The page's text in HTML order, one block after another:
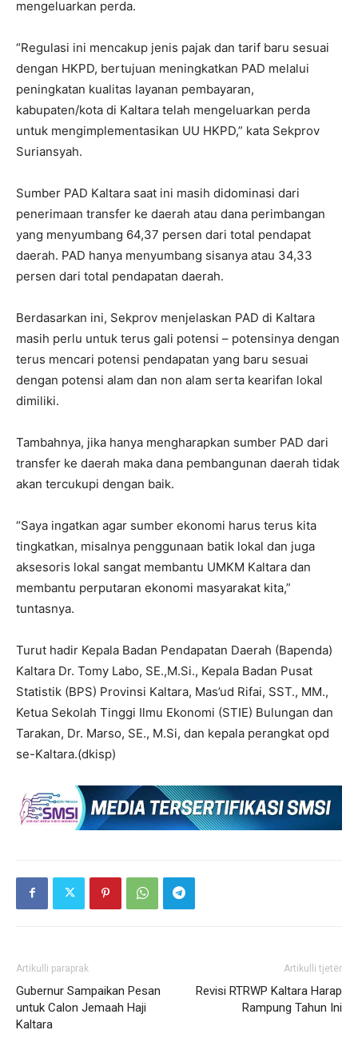
mengeluarkan perda.
“Regulasi ini mencakup jenis pajak dan tarif baru sesuai
dengan HKPD, bertujuan meningkatkan PAD melalui
peningkatan kualitas layanan pembayaran,
kabupaten/kota di Kaltara telah mengeluarkan perda
untuk mengimplementasikan UU HKPD,” kata Sekprov
Suriansyah.
Sumber PAD Kaltara saat ini masih didominasi dari
penerimaan transfer ke daerah atau dana perimbangan
yang menyumbang 64,37 persen dari total pendapat
daerah. PAD hanya menyumbang sisanya atau 34,33
persen dari total pendapatan daerah.
Berdasarkan ini, Sekprov menjelaskan PAD di Kaltara
masih perlu untuk terus gali potensi – potensinya dengan
terus mencari potensi pendapatan yang baru sesuai
dengan potensi alam dan non alam serta kearifan lokal
dimiliki.
Tambahnya, jika hanya mengharapkan sumber PAD dari
transfer ke daerah maka dana pembangunan daerah tidak
akan tercukupi dengan baik.
“Saya ingatkan agar sumber ekonomi harus terus kita
tingkatkan, misalnya penggunaan batik lokal dan juga
aksesoris lokal sangat membantu UMKM Kaltara dan
membantu perputaran ekonomi masyarakat kita,”
tuntasnya.
Turut hadir Kepala Badan Pendapatan Daerah (Bapenda)
Kaltara Dr. Tomy Labo, SE.,M.Si., Kepala Badan Pusat
Statistik (BPS) Provinsi Kaltara, Mas’ud Rifai, SST., MM.,
Ketua Sekolah Tinggi Ilmu Ekonomi (STIE) Bulungan dan
Tarakan, Dr. Marso, SE., M.Si, dan kepala perangkat opd
se-Kaltara.(dkisp)
Artikulli paraprak
Gubernur Sampaikan Pesan
untuk Calon Jemaah Haji
Kaltara
Artikulli tjetër
Revisi RTRWP Kaltara Harap
Rampung Tahun Ini